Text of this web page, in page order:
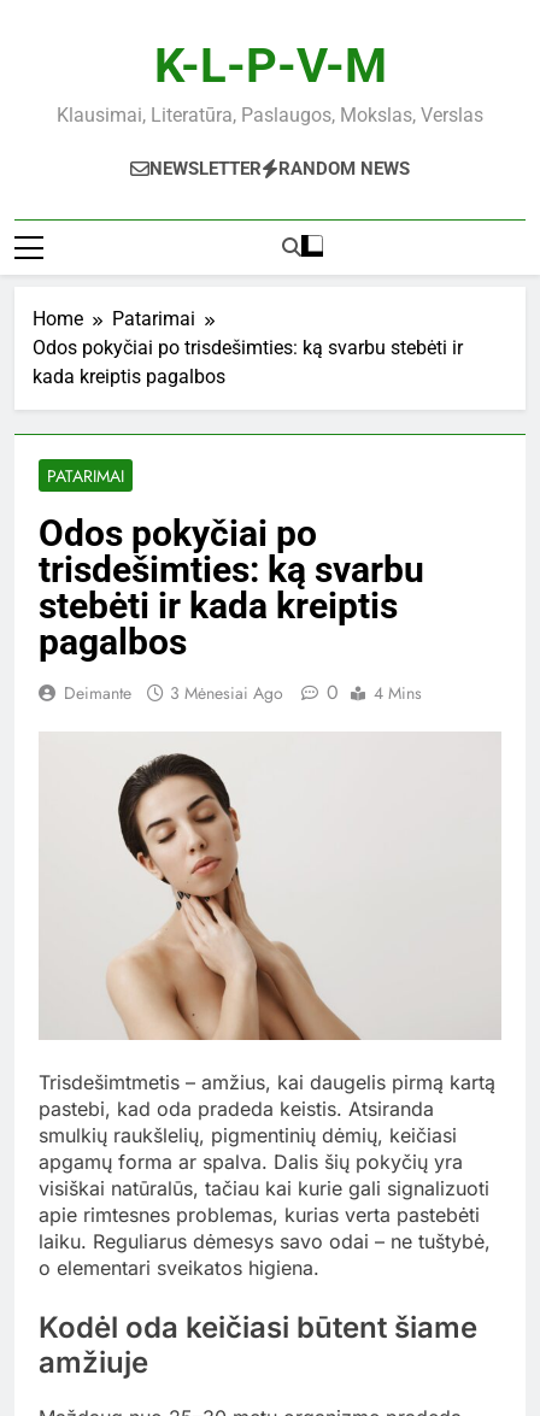
K-L-P-V-M
Klausimai, Literatūra, Paslaugos, Mokslas, Verslas
NEWSLETTER RANDOM NEWS
Home
Patarimai
Odos pokyčiai po trisdešimties: ką svarbu stebėti ir
kada kreiptis pagalbos
PATARIMAI
Odos pokyčiai po
trisdešimties: ką svarbu
stebėti ir kada kreiptis
pagalbos
Deimante 3 Mėnesiai Ago 0 4 Mins
Trisdešimtmetis – amžius, kai daugelis pirmą kartą
pastebi, kad oda pradeda keistis. Atsiranda
smulkių raukšlelių, pigmentinių dėmių, keičiasi
apgamų forma ar spalva. Dalis šių pokyčių yra
visiškai natūralūs, tačiau kai kurie gali signalizuoti
apie rimtesnes problemas, kurias verta pastebėti
laiku. Reguliarus dėmesys savo odai – ne tuštybė,
o elementari sveikatos higiena.
Kodėl oda keičiasi būtent šiame
amžiuje